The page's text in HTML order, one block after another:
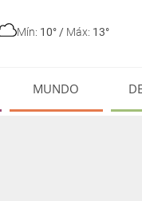
Mín: 10° / Máx: 13°
MUNDO